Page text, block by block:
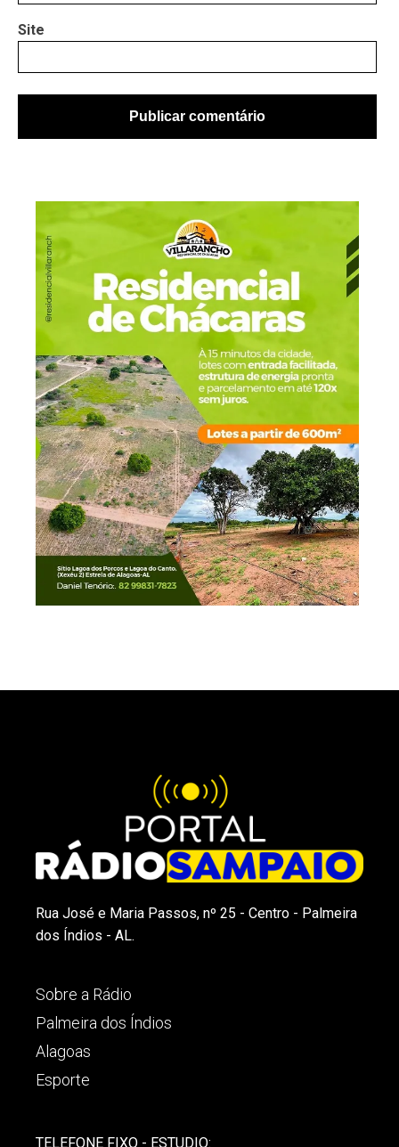
Site
Rua José e Maria Passos, nº 25 - Centro - Palmeira
dos Índios - AL.
Sobre a Rádio
Palmeira dos Índios
Alagoas
Esporte
TELEFONE FIXO - ESTUDIO: